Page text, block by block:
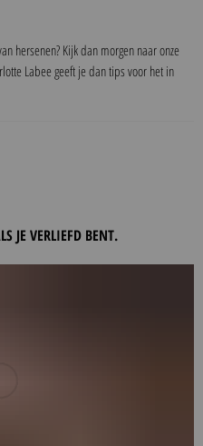
hersenen? Kijk dan morgen naar onze
Labee geeft je dan tips voor het in
JE VERLIEFD BENT.